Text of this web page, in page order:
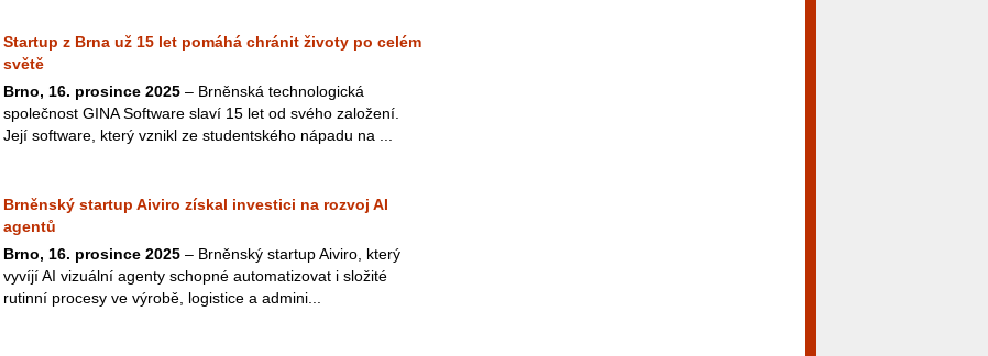
Startup z Brna už 15 let pomáhá chránit životy po celém
světě
Brno, 16. prosince 2025 – Brněnská technologická
společnost GINA Software slaví 15 let od svého založení.
Její software, který vznikl ze studentského nápadu na ...
Brněnský startup Aiviro získal investici na rozvoj AI
agentů
Brno, 16. prosince 2025 – Brněnský startup Aiviro, který
vyvíjí AI vizuální agenty schopné automatizovat i složité
rutinní procesy ve výrobě, logistice a admini...